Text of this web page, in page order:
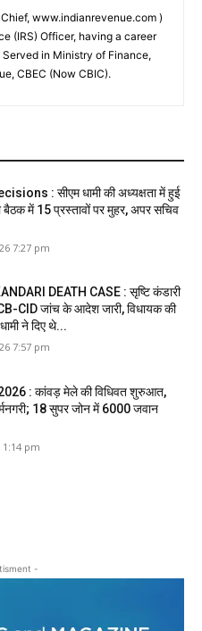
www.indianrevenue.com )
(IRS) Officer, having a career
in Ministry of Finance,
CBEC (Now CBIC).
: सीएम धामी की अध्यक्षता में हुई
बैठक में 15 प्रस्तावों पर मुहर, अपर सचिव
7:27 pm
DEATH CASE : सृष्टि कंडारी
CID जांच के आदेश जारी, विधायक की
ने दिए थे...
7:57 pm
: कांवड़ मेले की विधिवत शुरुआत,
18 सुपर जोन में 6000 जवान
1:14 pm
-